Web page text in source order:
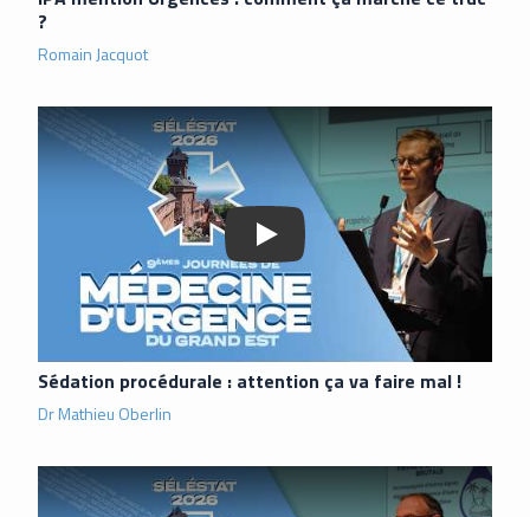
?
Romain Jacquot
Lancer la vidéo
Sédation procédurale : attention ça va faire mal !
Dr Mathieu Oberlin
Lancer la vidéo